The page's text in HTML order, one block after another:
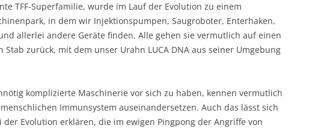
TFF-Superfamilie, wurde im Lauf der Evolution zu einem
in dem wir Injektionspumpen, Saugroboter, Enterhaken,
allerlei andere Geräte finden. Alle gehen sie vermutlich auf einen
zurück, mit dem unser Urahn LUCA DNA aus seiner Umgebung
komplizierte Maschinerie vor sich zu haben, kennen vermutlich
Immunsystem auseinandersetzen. Auch das lässt sich
Evolution erklären, die im ewigen Pingpong der Angriffe von